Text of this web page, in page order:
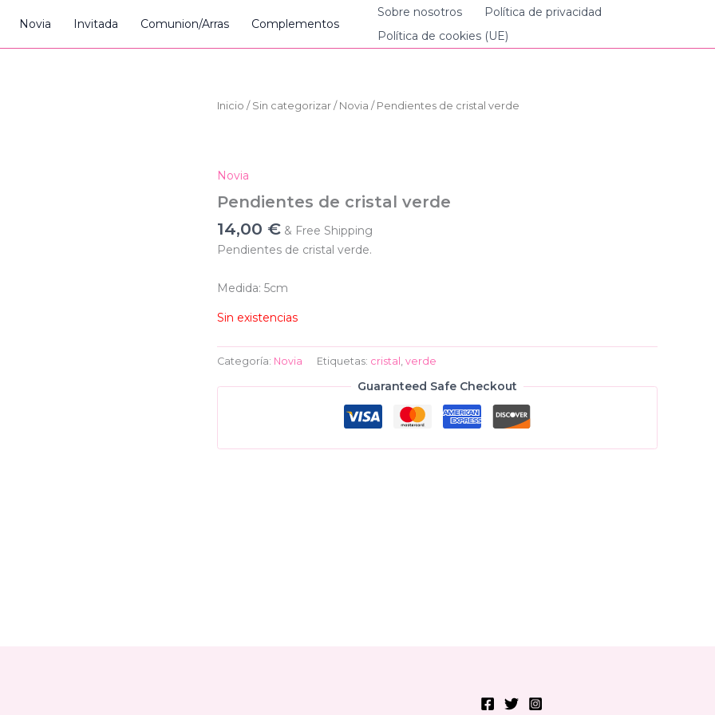
Novia Invitada Comunion/Arras Complementos
Sobre nosotros
Política de privacidad
Política de cookies (UE)
Inicio / Sin categorizar / Novia / Pendientes de cristal verde
Novia
Pendientes de cristal verde
14,00 € & Free Shipping
Pendientes de cristal verde.
Medida: 5cm
Sin existencias
Categoría: Novia Etiquetas: cristal , verde
Guaranteed Safe Checkout